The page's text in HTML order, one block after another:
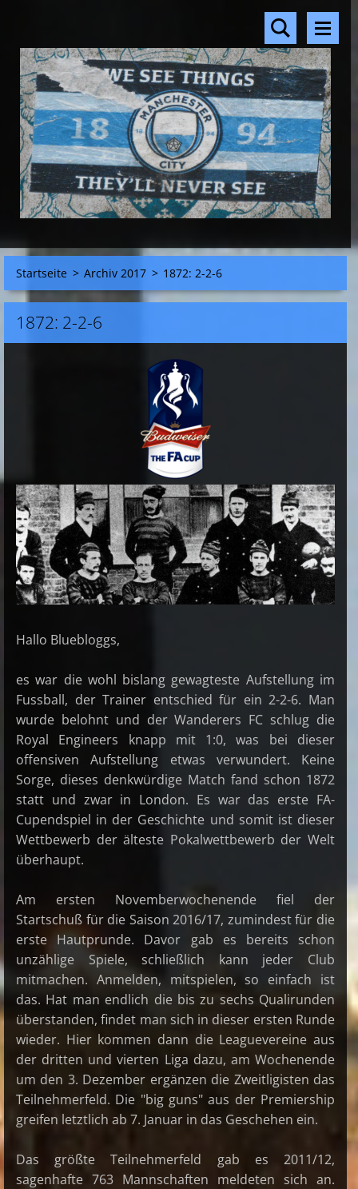
Startseite > Archiv 2017 > 1872: 2-2-6
1872: 2-2-6
Hallo Bluebloggs,
es war die wohl bislang gewagteste Aufstellung im
Fussball, der Trainer entschied für ein 2-2-6. Man
wurde belohnt und der Wanderers FC schlug die
Royal Engineers knapp mit 1:0, was bei dieser
offensiven Aufstellung etwas verwundert. Keine
Sorge, dieses denkwürdige Match fand schon 1872
statt und zwar in London. Es war das erste FA-
Cupendspiel in der Geschichte und somit ist dieser
Wettbewerb der älteste Pokalwettbewerb der Welt
überhaupt.
Am ersten Novemberwochenende fiel der
Startschuß für die Saison 2016/17, zumindest für die
erste Hautprunde. Davor gab es bereits schon
unzählige Spiele, schließlich kann jeder Club
mitmachen. Anmelden, mitspielen, so einfach ist
das. Hat man endlich die bis zu sechs Qualirunden
überstanden, findet man sich in dieser ersten Runde
wieder. Hier kommen dann die Leaguevereine aus
der dritten und vierten Liga dazu, am Wochenende
um den 3. Dezember ergänzen die Zweitligisten das
Teilnehmerfeld. Die "big guns" aus der Premiership
greifen letztlich ab 7. Januar in das Geschehen ein.
Das größte Teilnehmerfeld gab es 2011/12,
sagenhafte 763 Mannschaften meldeten sich an.